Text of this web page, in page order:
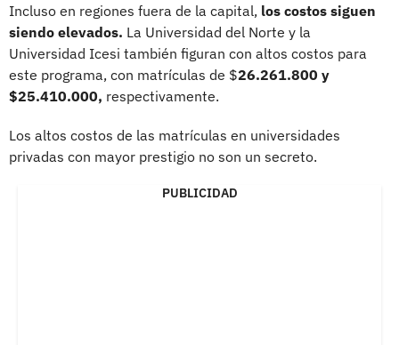
Incluso en regiones fuera de la capital, los costos siguen
siendo elevados. La Universidad del Norte y la
Universidad Icesi también figuran con altos costos para
este programa, con matrículas de $26.261.800 y
$25.410.000, respectivamente.
Los altos costos de las matrículas en universidades
privadas con mayor prestigio no son un secreto.
PUBLICIDAD